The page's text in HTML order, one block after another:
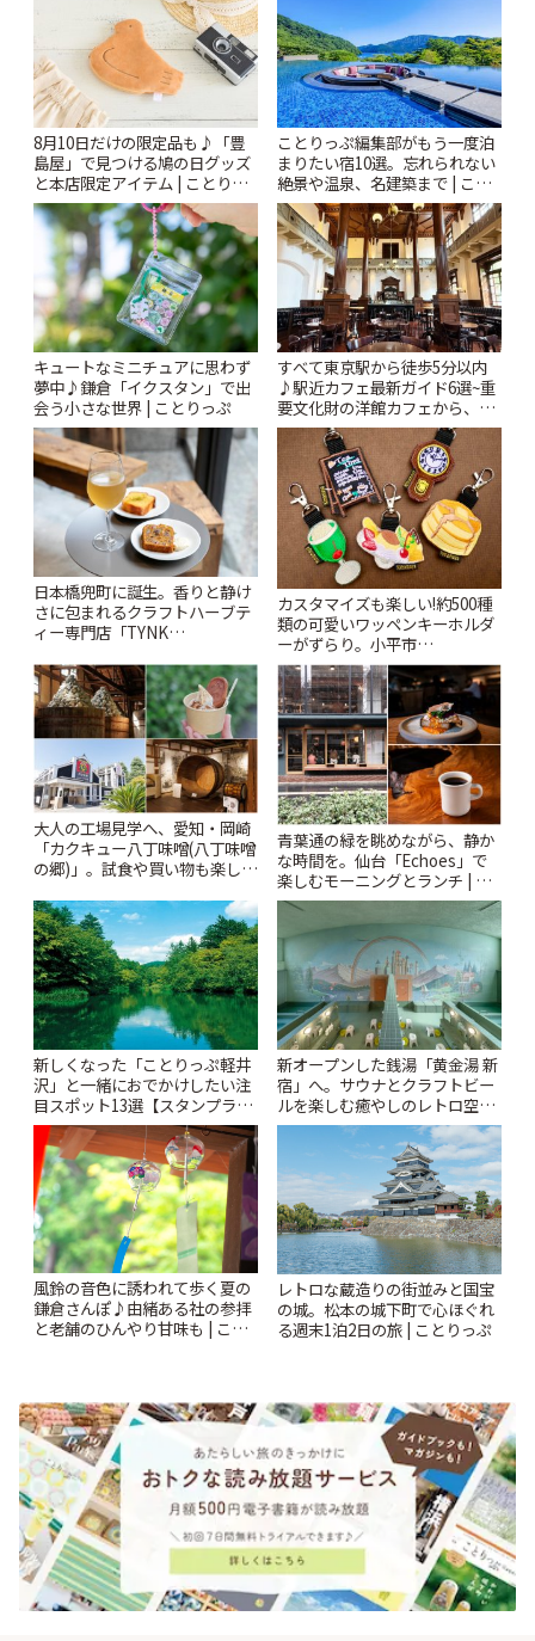
8月10日だけの限定品も♪「豊
島屋」で見つける鳩の日グッズ
と本店限定アイテム | ことりっ
ぷ
ことりっぷ編集部がもう一度泊
まりたい宿10選。忘れられない
絶景や温泉、名建築まで | こと
りっぷ
キュートなミニチュアに思わず
夢中♪鎌倉「イクスタン」で出
会う小さな世界 | ことりっぷ
すべて東京駅から徒歩5分以内
♪駅近カフェ最新ガイド6選~重
要文化財の洋館カフェから、改
札すぐのレトロ喫茶まで~ | こと
りっぷ
日本橋兜町に誕生。香りと静け
さに包まれるクラフトハーブテ
ィー専門店「TYNK
カスタマイズも楽しい!約500種
類の可愛いワッペンキーホルダ
ーがずらり。小平市
「Kimamaya T&K」 | ことりっ
ぷ
大人の工場見学へ、愛知・岡崎
「カクキュー八丁味噌(八丁味噌
の郷)」。試食や買い物も楽しみ
青葉通の緑を眺めながら、静か
な時間を。仙台「Echoes」で
楽しむモーニングとランチ | こ
とりっぷ
新しくなった「ことりっぷ軽井
沢」と一緒におでかけしたい注
目スポット13選【スタンプラリ
ー開催中】 | ことりっぷ
新オープンした銭湯「黄金湯 新
宿」へ。サウナとクラフトビー
ルを楽しむ癒やしのレトロ空間
| ことりっぷ
風鈴の音色に誘われて歩く夏の
鎌倉さんぽ♪由緒ある社の参拝
と老舗のひんやり甘味も | こと
レトロな蔵造りの街並みと国宝
の城。松本の城下町で心ほぐれ
る週末1泊2日の旅 | ことりっぷ